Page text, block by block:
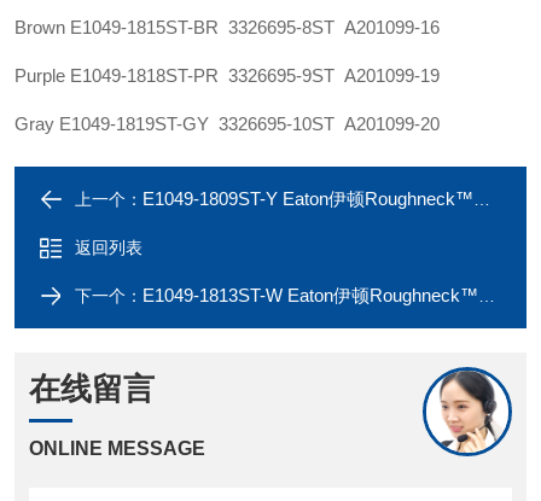
Brown E1049-1815ST-BR 3326695-8ST A201099-16
Purple E1049-1818ST-PR 3326695-9ST A201099-19
Gray E1049-1819ST-GY 3326695-10ST A201099-20
上一个： E1049-1809ST-Y Eaton伊顿Roughneck™连接器E1049-1808ST-BK 1135A
返回列表
下一个： E1049-1813ST-W Eaton伊顿Roughneck™连接器E1049-1812ST-G 1135A
在线留言
ONLINE MESSAGE